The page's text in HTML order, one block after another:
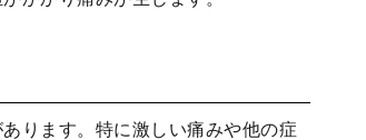
ります。特に激しい痛みや他の症